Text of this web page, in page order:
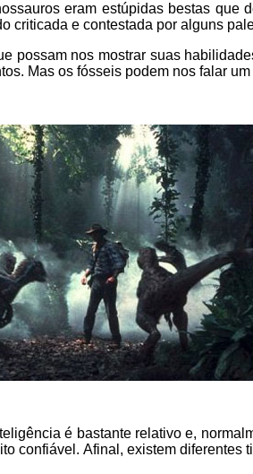
eram estúpidas bestas que
criticada e contestada por alguns
possam nos mostrar suas
Mas os fósseis podem nos falar
é bastante relativo e,
confiável. Afinal, existem diferentes